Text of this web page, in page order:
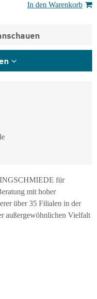
In den Warenkorb
für
mit hoher
über 35 Filialen in der
außergewöhnlichen Vielfalt